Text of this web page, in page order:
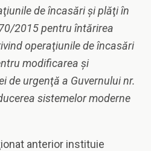
de încasări şi plăţi în
2015 pentru întărirea
operaţiunile de încasări
modificarea şi
de urgenţă a Guvernului nr.
sistemelor moderne
anterior instituie